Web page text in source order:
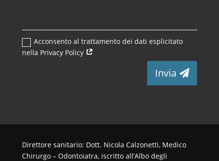
Acconsento al trattamento dei dati esplicitato
nella Privacy Policy
Invia
Direttore sanitario: Dott. Nicola Calzonetti, Medico
Chirurgo – Odontoiatra, iscritto all’Albo degli